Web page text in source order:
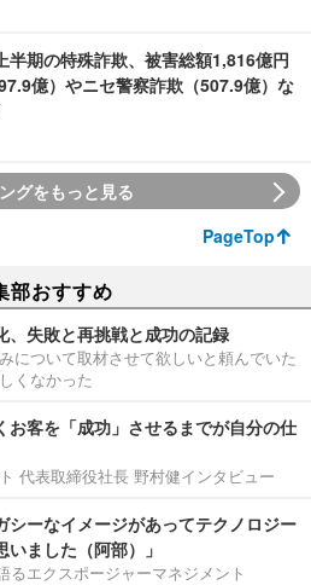
半期の特殊詐欺、被害総額1,816億円
億）やニセ警察詐欺（507.9億）な
グをもっと見る
PageTop
部おすすめ
、失敗と再挑戦と成功の記録
について取材させて欲しいと頼んでいた
くなかった
お客を「成功」させるまでが自分の仕
代表取締役社長 野村健インタビュー
シーなイメージがあってテクノロジー
ました（阿部）」
るエクスポージャーマネジメント